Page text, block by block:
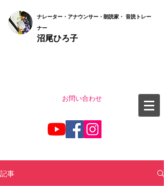
ナレーター・アナウンサー・朗読家・ 音読トレー
ナー
沼尾ひろ子
お問い合わせ
記事